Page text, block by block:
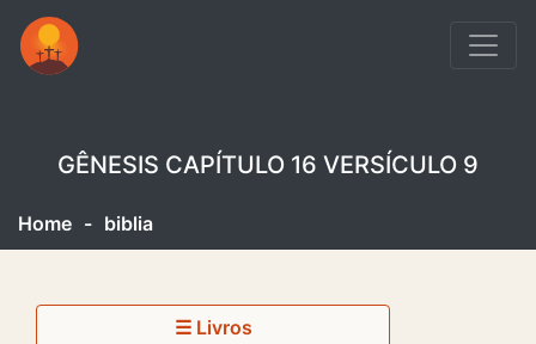
GÊNESIS CAPÍTULO 16 VERSÍCULO 9
Home - biblia
☰ Livros